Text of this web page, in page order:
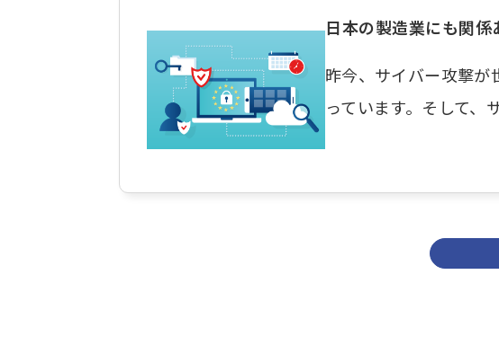
日本の製造業にも関
昨今、サイバー攻撃が
っています。そして、